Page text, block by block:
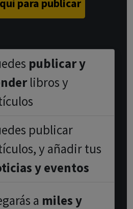
para publicar
publicar y
libros y
publicar
y añadir tus
y eventos
a miles y